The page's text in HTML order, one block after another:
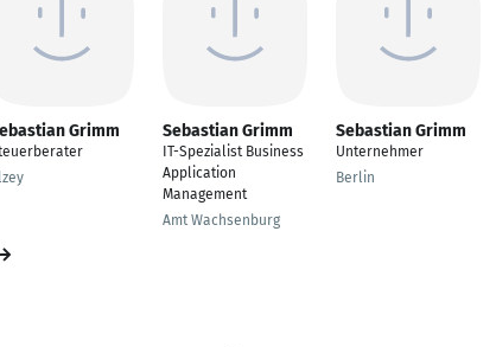
Grimm Sebastian Grimm
IT-Spezialist Business
Application
Management
Amt Wachsenburg
Sebastian Grimm
Unternehmer
Berlin